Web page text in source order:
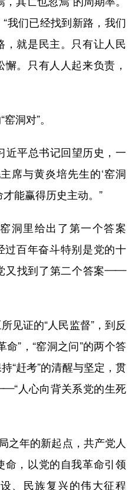
我们已经找到新路，我们
，就是民主。只有让人民
。只有人人起来负责，
洞对”。
平总书记回望历史，一
席与黄炎培先生的‘窑洞
能赢得历史主动。”
里给出了第一个答案
百年奋斗特别是党的十
又找到了第二个答案——
证的“人民监督”，到反
命”，“窑洞之问”的两个答
“赶考”的清醒与坚定，贯
人心向背关系党的生死
年的新起点，共产党人
命，以党的自我革命引领
、民族复兴的伟大征程